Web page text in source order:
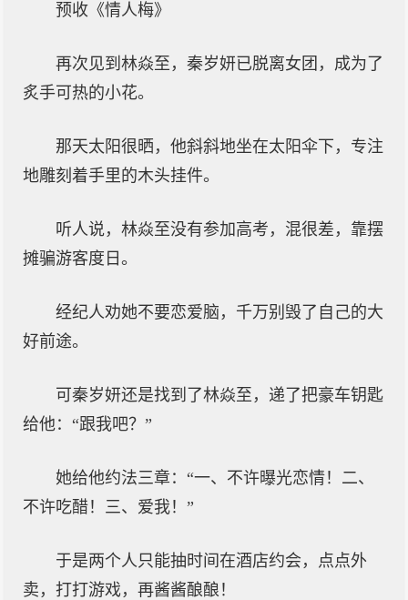
预收《情人梅》
再次见到林焱至，秦岁妍已脱离女团，成为了
炙手可热的小花。
那天太阳很晒，他斜斜地坐在太阳伞下，专注
地雕刻着手里的木头挂件。
听人说，林焱至没有参加高考，混很差，靠摆
摊骗游客度日。
经纪人劝她不要恋爱脑，千万别毁了自己的大
好前途。
可秦岁妍还是找到了林焱至，递了把豪车钥匙
给他：“跟我吧？”
她给他约法三章：“一、不许曝光恋情！二、
不许吃醋！三、爱我！”
于是两个人只能抽时间在酒店约会，点点外
卖，打打游戏，再酱酱酿酿！